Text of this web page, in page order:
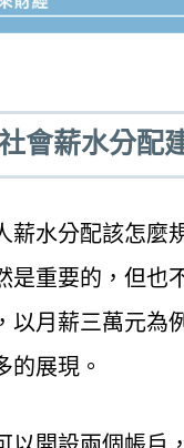
會薪水分配
薪水分配該怎麼
是重要的，但也
以月薪三萬元為
的展現。